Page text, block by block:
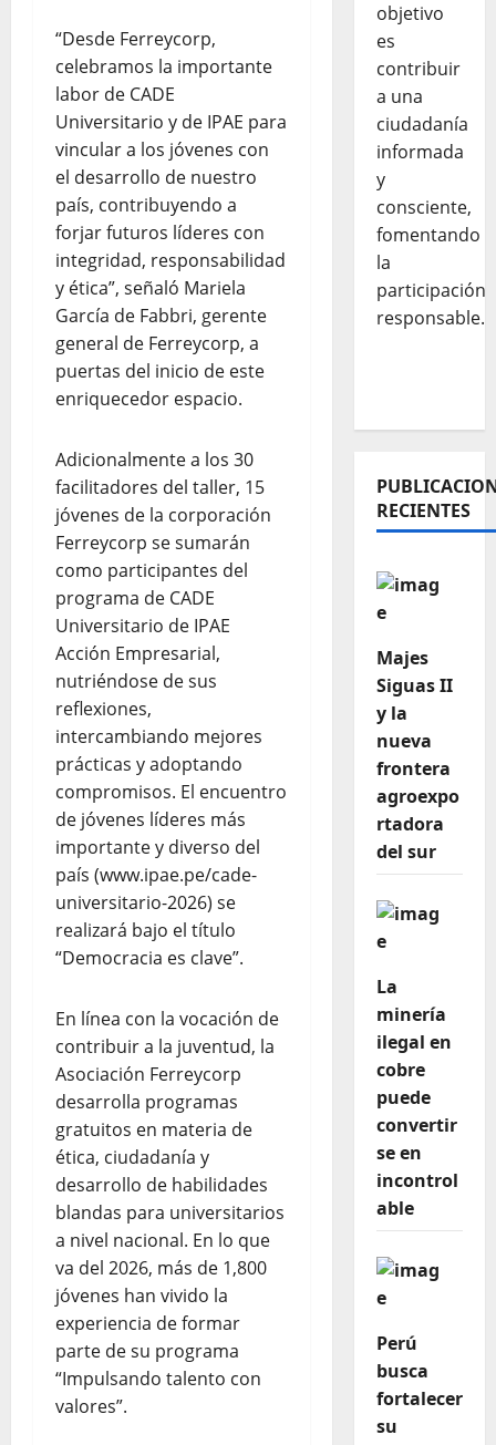
“Desde Ferreycorp,
celebramos la importante
labor de CADE
Universitario y de IPAE para
vincular a los jóvenes con
el desarrollo de nuestro
país, contribuyendo a
forjar futuros líderes con
integridad, responsabilidad
y ética”, señaló Mariela
García de Fabbri, gerente
general de Ferreycorp, a
puertas del inicio de este
enriquecedor espacio.
Adicionalmente a los 30
facilitadores del taller, 15
jóvenes de la corporación
Ferreycorp se sumarán
como participantes del
programa de CADE
Universitario de IPAE
Acción Empresarial,
nutriéndose de sus
reflexiones,
intercambiando mejores
prácticas y adoptando
compromisos. El encuentro
de jóvenes líderes más
importante y diverso del
país (www.ipae.pe/cade-
universitario-2026) se
realizará bajo el título
“Democracia es clave”.
En línea con la vocación de
contribuir a la juventud, la
Asociación Ferreycorp
desarrolla programas
gratuitos en materia de
ética, ciudadanía y
desarrollo de habilidades
blandas para universitarios
a nivel nacional. En lo que
va del 2026, más de 1,800
jóvenes han vivido la
experiencia de formar
parte de su programa
“Impulsando talento con
valores”.
objetivo
es
contribuir
a una
ciudadanía
informada
y
consciente,
fomentando
la
participación
responsable.
RECIENTES
Majes
Siguas II
y la
nueva
frontera
agroexpo
rtadora
del sur
La
minería
ilegal en
cobre
puede
convertir
se en
incontrol
able
Perú
busca
fortalecer
su